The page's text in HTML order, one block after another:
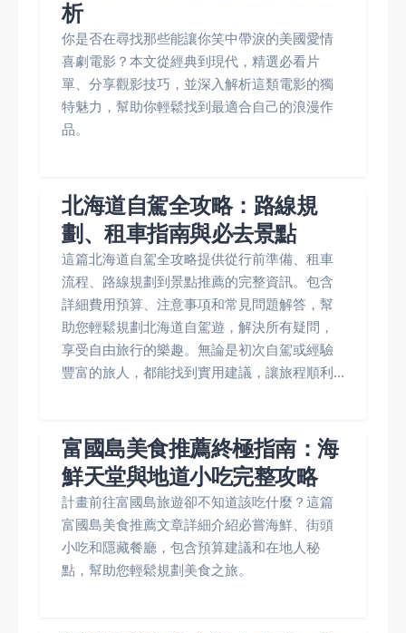
析
你是否在尋找那些能讓你笑中帶淚的美國愛情
喜劇電影？本文從經典到現代，精選必看片
單、分享觀影技巧，並深入解析這類電影的獨
特魅力，幫助你輕鬆找到最適合自己的浪漫作
品。
北海道自駕全攻略：路線規
劃、租車指南與必去景點
這篇北海道自駕全攻略提供從行前準備、租車
流程、路線規劃到景點推薦的完整資訊。包含
詳細費用預算、注意事項和常見問題解答，幫
助您輕鬆規劃北海道自駕遊，解決所有疑問，
享受自由旅行的樂趣。無論是初次自駕或經驗
豐富的旅人，都能找到實用建議，讓旅程順利...
富國島美食推薦終極指南：海
鮮天堂與地道小吃完整攻略
計畫前往富國島旅遊卻不知道該吃什麼？這篇
富國島美食推薦文章詳細介紹必嘗海鮮、街頭
小吃和隱藏餐廳，包含預算建議和在地人秘
點，幫助您輕鬆規劃美食之旅。